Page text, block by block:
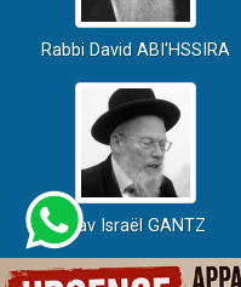
Rabbi David ABI'HSSIRA
Rav Israël GANTZ